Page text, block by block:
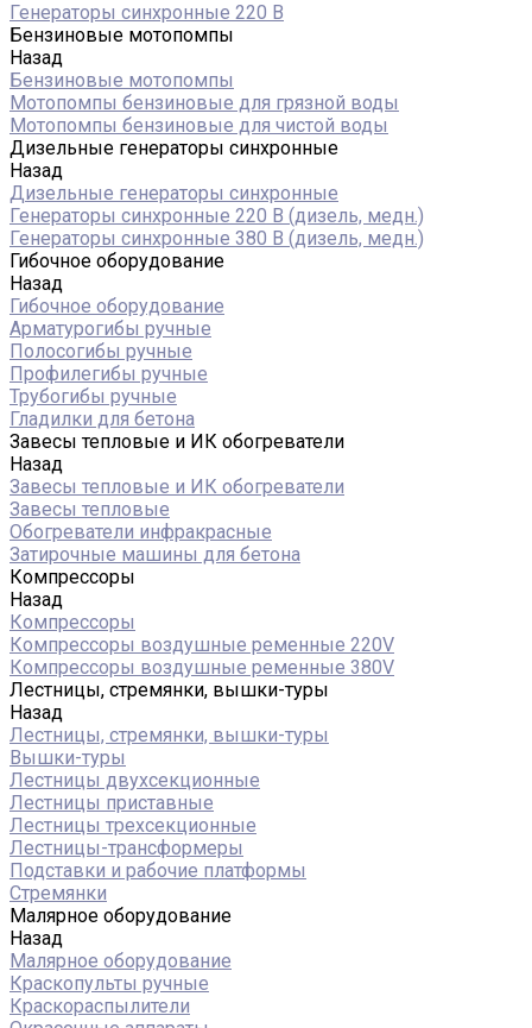
Генераторы синхронные 220 В
Бензиновые мотопомпы
Назад
Бензиновые мотопомпы
Мотопомпы бензиновые для грязной воды
Мотопомпы бензиновые для чистой воды
Дизельные генераторы синхронные
Назад
Дизельные генераторы синхронные
Генераторы синхронные 220 В (дизель, медн.)
Генераторы синхронные 380 В (дизель, медн.)
Гибочное оборудование
Назад
Гибочное оборудование
Арматурогибы ручные
Полосогибы ручные
Профилегибы ручные
Трубогибы ручные
Гладилки для бетона
Завесы тепловые и ИК обогреватели
Назад
Завесы тепловые и ИК обогреватели
Завесы тепловые
Обогреватели инфракрасные
Затирочные машины для бетона
Компрессоры
Назад
Компрессоры
Компрессоры воздушные ременные 220V
Компрессоры воздушные ременные 380V
Лестницы, стремянки, вышки-туры
Назад
Лестницы, стремянки, вышки-туры
Вышки-туры
Лестницы двухсекционные
Лестницы приставные
Лестницы трехсекционные
Лестницы-трансформеры
Подставки и рабочие платформы
Стремянки
Малярное оборудование
Назад
Малярное оборудование
Краскопульты ручные
Краскораспылители